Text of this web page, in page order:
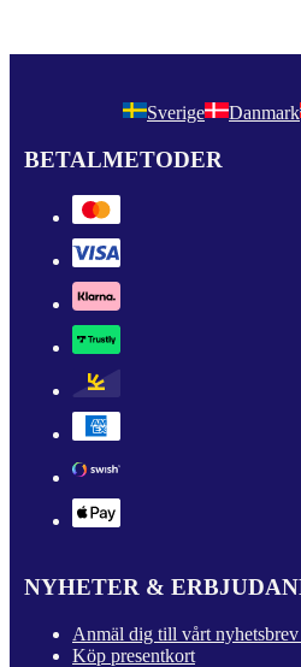
Sverige Danmark
BETALMETODER
NYHETER &
Anmäl dig till vårt nyhetsbrev
Köp presentkort